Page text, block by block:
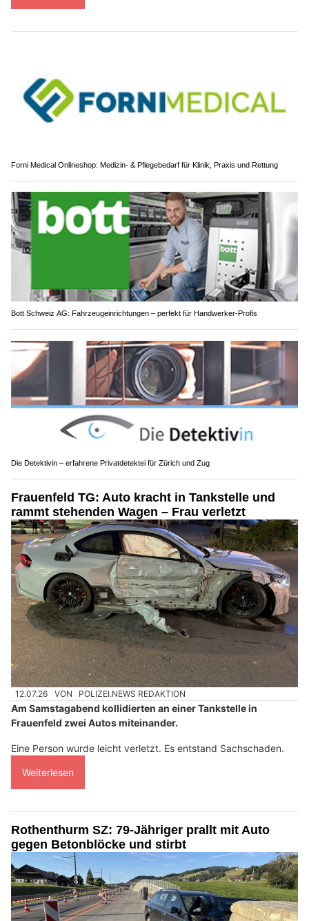
Forni Medical Onlineshop: Medizin- & Pflegebedarf für Klinik, Praxis und Rettung
Bott Schweiz AG: Fahrzeugeinrichtungen – perfekt für Handwerker-Profis
Die Detektivin – erfahrene Privatdetektei für Zürich und Zug
Frauenfeld TG: Auto kracht in Tankstelle und
rammt stehenden Wagen – Frau verletzt
12.07.26 VON POLIZEI.NEWS REDAKTION
Am Samstagabend kollidierten an einer Tankstelle in
Frauenfeld zwei Autos miteinander.
Eine Person wurde leicht verletzt. Es entstand Sachschaden.
Weiterlesen
Rothenthurm SZ: 79-Jähriger prallt mit Auto
gegen Betonblöcke und stirbt